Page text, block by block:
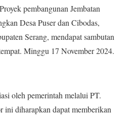
pembangunan Jembatan
Desa Puser dan Cibodas,
Serang, mendapat sambutan
Minggu 17 November 2024.
oleh pemerintah melalui PT.
diharapkan dapat memberikan